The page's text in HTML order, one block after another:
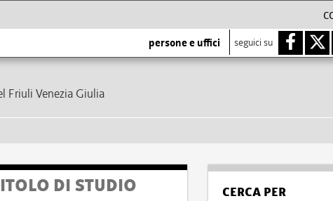
persone e uffici seguici su
Friuli Venezia Giulia
DI STUDIO CERCA PER